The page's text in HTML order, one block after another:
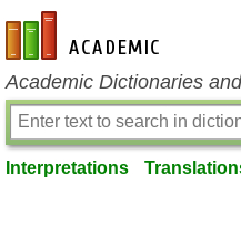
en-academic.com
Academic Dictionaries
Interpretations